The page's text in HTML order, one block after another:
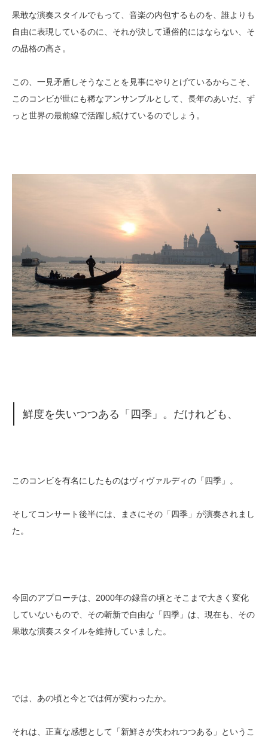
果敢な演奏スタイルでもって、音楽の内包するものを、誰よりも
自由に表現しているのに、それが決して通俗的にはならない、そ
の品格の高さ。
この、一見矛盾しそうなことを見事にやりとげているからこそ、
このコンビが世にも稀なアンサンブルとして、長年のあいだ、ず
っと世界の最前線で活躍し続けているのでしょう。
鮮度を失いつつある「四季」。だけれども、
このコンビを有名にしたものはヴィヴァルディの「四季」。
そしてコンサート後半には、まさにその「四季」が演奏されまし
た。
今回のアプローチは、2000年の録音の頃とそこまで大きく変化
していないもので、その斬新で自由な「四季」は、現在も、その
果敢な演奏スタイルを維持していました。
では、あの頃と今とでは何が変わったか。
それは、正直な感想として「新鮮さが失われつつある」というこ